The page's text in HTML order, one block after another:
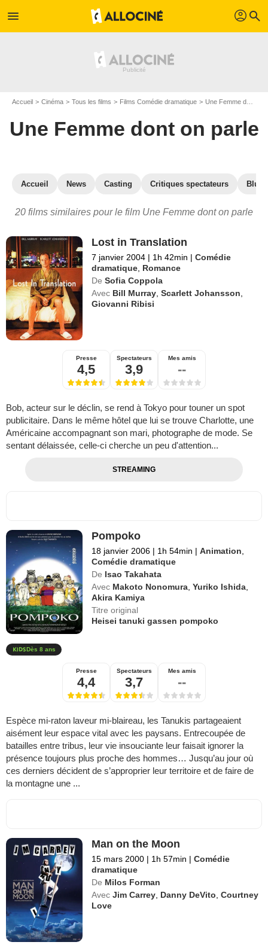
menu profil search
Accueil Cinéma Tous les films Films Comédie dramatique Une Femme dont on parle
Une Femme dont on parle
Accueil News Casting Critiques spectateurs Blu-
20 films similaires pour le film Une Femme dont on parle
Lost in Translation
7 janvier 2004 | 1h 42min | Comédie
dramatique Romance
De Sofia Coppola
Avec Bill Murray ,Scarlett Johansson
Giovanni Ribisi
Presse
4,5
Spectateurs
3,9
Mes amis
--
Bob, acteur sur le déclin, se rend à Tokyo pour touner un spot
publicitaire. Dans le même hôtel que lui se trouve Charlotte, une
Américaine accompagnant son mari, photographe de mode. Se
sentant délaissée, celle-ci cherche un peu d'attention...
STREAMING
Pompoko
18 janvier 2006 | 1h 54min | Animation
Comédie dramatique
De Isao Takahata
Avec Makoto Nonomura ,Yuriko Ishida
Akira Kamiya
Titre original
Heisei tanuki gassen pompoko
Dès 8 ans
Presse
4,4
Spectateurs
3,7
Mes amis
--
Espèce mi-raton laveur mi-blaireau, les Tanukis partageaient
aisément leur espace vital avec les paysans. Entrecoupée de
batailles entre tribus, leur vie insouciante leur faisait ignorer la
présence toujours plus proche des hommes… Jusqu’au jour où
ces derniers décident de s’approprier leur territoire et de faire de
la montagne une ...
Man on the Moon
15 mars 2000 | 1h 57min | Comédie
dramatique
De Milos Forman
Avec Jim Carrey Danny DeVito ,Courtney
Love